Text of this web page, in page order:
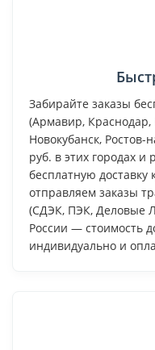
Забирайте заказы
(Армавир, Краснодар,
Новокубанск, Ростов-
руб. в этих городах
бесплатную
отправляем заказы
(СДЭК, ПЭК, Деловые
России — стоимость
индивидуально и